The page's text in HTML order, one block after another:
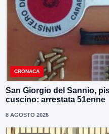
CRONACA
San Giorgio del Sannio,
cuscino: arrestata 51enne
8 AGOSTO 2026